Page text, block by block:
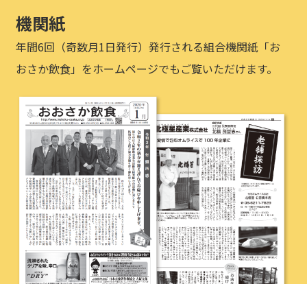
機関紙
年間6回（奇数月1日発行）発行される組合機関紙「お
おさか飲食」をホームページでもご覧いただけます。